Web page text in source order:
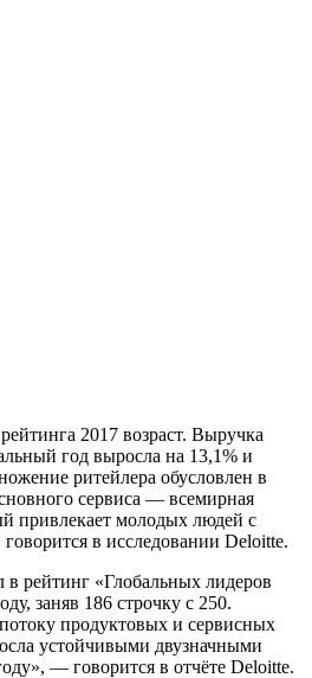
2017 возраст. Выручка
год выросла на 13,1% и
ритейлера обусловлен в
сервиса — всемирная
привлекает молодых людей с
в исследовании Deloitte.
рейтинг «Глобальных лидеров
заняв 186 строчку с 250.
продуктовых и сервисных
устойчивыми двузначными
— говорится в отчёте Deloitte.